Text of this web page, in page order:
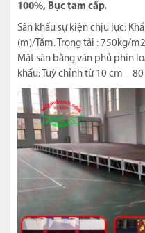
100%, Bục tam cấp.
Sân khấu sự kiện chịu lực:
(m)/Tấm. Trọng tải : 750kg/
Mặt sàn bằng ván phủ phin
khấu: Tuỳ chỉnh từ 10 cm –